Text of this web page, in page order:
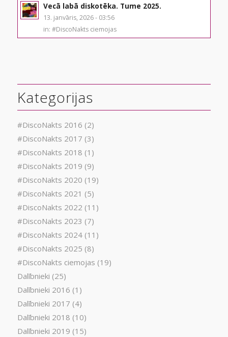
Vecā labā diskotēka. Tume 2025.
13. janvāris, 2026 - 03:56
in: #DiscoNakts ciemojas
Kategorijas
#DiscoNakts 2016 (2)
#DiscoNakts 2017 (3)
#DiscoNakts 2018 (1)
#DiscoNakts 2019 (9)
#DiscoNakts 2020 (19)
#DiscoNakts 2021 (5)
#DiscoNakts 2022 (11)
#DiscoNakts 2023 (7)
#DiscoNakts 2024(11)
#DiscoNakts 2025 (8)
#DiscoNakts ciemojas (19)
Dalībnieki (25)
Dalībnieki 2016 (1)
Dalībnieki 2017 (4)
Dalībnieki 2018 (10)
Dalībnieki 2019 (15)